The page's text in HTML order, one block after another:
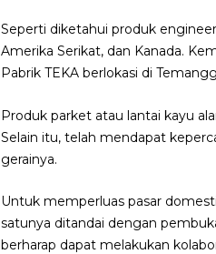
Seperti diketahui produk
Amerika Serikat, dan Kanada.
Pabrik TEKA berlokasi di
Produk parket atau lantai kayu
Selain itu, telah mendapat
gerainya.
Untuk memperluas pasar
satunya ditandai dengan
berharap dapat melakukan